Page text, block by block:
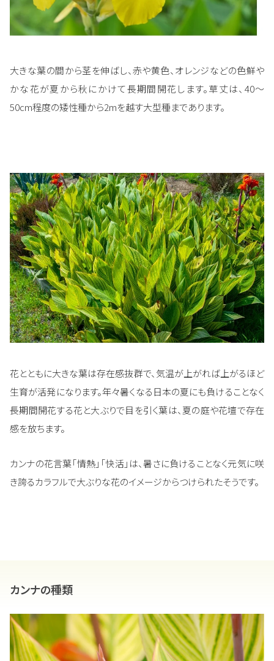
大きな葉の間から茎を伸ばし、赤や黄色、オレンジなどの色鮮や
かな花が夏から秋にかけて長期間開花します。草丈は、40～
50cm程度の矮性種から2mを越す大型種まであります。
花とともに大きな葉は存在感抜群で、気温が上がれば上がるほど
生育が活発になります。年々暑くなる日本の夏にも負けることなく
長期間開花する花と大ぶりで目を引く葉は、夏の庭や花壇で存在
感を放ちます。
カンナの花言葉「情熱」「快活」は、暑さに負けることなく元気に咲
き誇るカラフルで大ぶりな花のイメージからつけられたそうです。
カンナの種類